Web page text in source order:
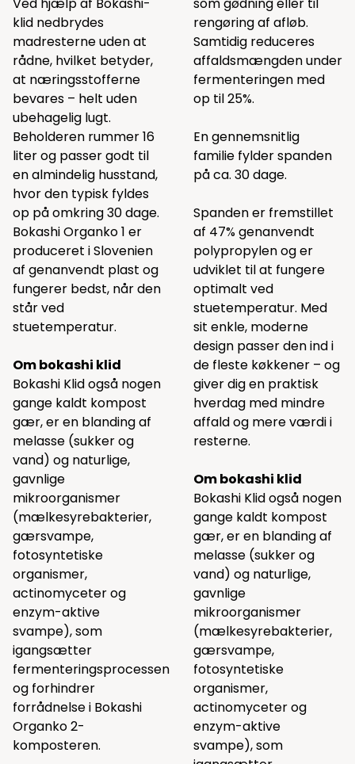
Ved hjælp af Bokashi-
klid nedbrydes
madresterne uden at
rådne, hvilket betyder,
at næringsstofferne
bevares – helt uden
ubehagelig lugt.
Beholderen rummer 16
liter og passer godt til
en almindelig husstand,
hvor den typisk fyldes
op på omkring 30 dage.
Bokashi Organko 1 er
produceret i Slovenien
af genanvendt plast og
fungerer bedst, når den
står ved
stuetemperatur.
Om bokashi klid
Bokashi Klid også nogen
gange kaldt kompost
gær, er en blanding af
melasse (sukker og
vand) og naturlige,
gavnlige
mikroorganismer
(mælkesyrebakterier,
gærsvampe,
fotosyntetiske
organismer,
actinomyceter og
enzym-aktive
svampe), som
igangsætter
fermenteringsprocessen
og forhindrer
forrådnelse i Bokashi
Organko 2-
komposteren.
som gødning eller til
rengøring af afløb.
Samtidig reduceres
affaldsmængden under
fermenteringen med
op til 25%.
En gennemsnitlig
familie fylder spanden
på ca. 30 dage.
Spanden er fremstillet
af 47% genanvendt
polypropylen og er
udviklet til at fungere
optimalt ved
stuetemperatur. Med
sit enkle, moderne
design passer den ind i
de fleste køkkener – og
giver dig en praktisk
hverdag med mindre
affald og mere værdi i
resterne.
Om bokashi klid
Bokashi Klid også nogen
gange kaldt kompost
gær, er en blanding af
melasse (sukker og
vand) og naturlige,
gavnlige
mikroorganismer
(mælkesyrebakterier,
gærsvampe,
fotosyntetiske
organismer,
actinomyceter og
enzym-aktive
svampe), som